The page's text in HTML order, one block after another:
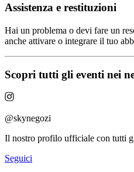
Assistenza e restituzioni
Hai un problema o devi fare un
anche attivare o integrare il tuo
Scopri tutti gli eventi nei
@skynegozi
Il nostro profilo ufficiale con tutti
Seguici